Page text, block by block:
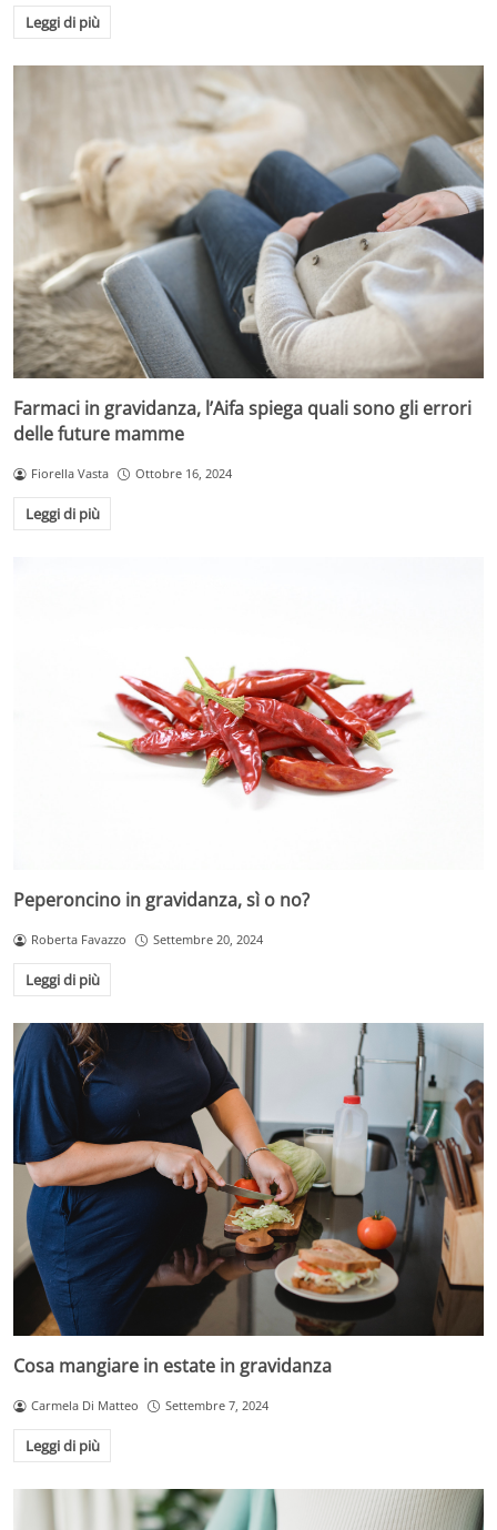
Leggi di più
Farmaci in gravidanza, l’Aifa spiega quali sono gli errori
delle future mamme
Fiorella Vasta Ottobre 16, 2024
Leggi di più
Peperoncino in gravidanza, sì o no?
Roberta Favazzo Settembre 20, 2024
Leggi di più
Cosa mangiare in estate in gravidanza
Carmela Di Matteo Settembre 7, 2024
Leggi di più